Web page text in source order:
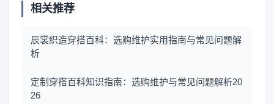
相关推荐
辰裳织造穿搭百科：选购维护实用指南与常见问题解
析
定制穿搭百科知识指南：选购维护与常见问题解析20
26